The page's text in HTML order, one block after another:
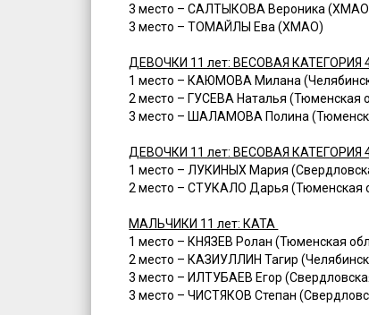
3 место – САЛТЫКОВА Вероника
3 место – ТОМАЙЛЫ Ева (ХМАО)
ДЕВОЧКИ 11 лет: ВЕСОВАЯ КАТЕГОРИЯ
1 место – КАЮМОВА Милана
2 место – ГУСЕВА Наталья (Тюменская
3 место – ШАЛАМОВА Полина
ДЕВОЧКИ 11 лет: ВЕСОВАЯ КАТЕГОРИЯ
1 место – ЛУКИНЫХ Мария
2 место – СТУКАЛО Дарья (Тюменская
МАЛЬЧИКИ 11 лет: КАТА
1 место – КНЯЗЕВ Ролан (Тюменская
2 место – КАЗИУЛЛИН Тагир
3 место – ИЛТУБАЕВ Егор
3 место – ЧИСТЯКОВ Степан